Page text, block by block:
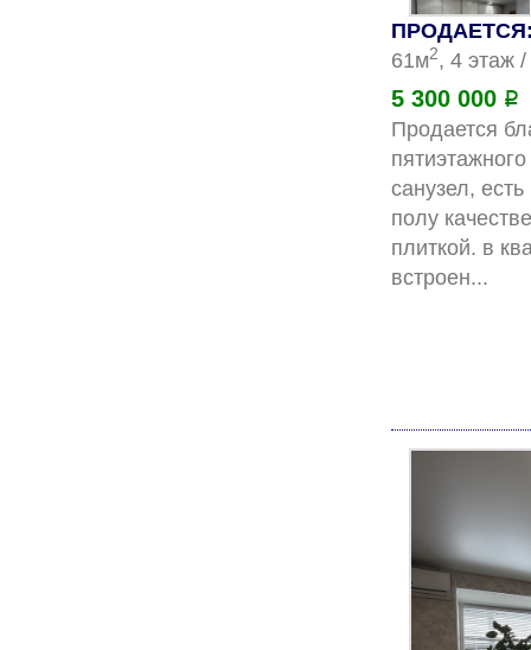
ПРОДАЕТСЯ:
61м2, 4 этаж
5 300 000 Р
Продается
санузел,
полу
плиткой. в